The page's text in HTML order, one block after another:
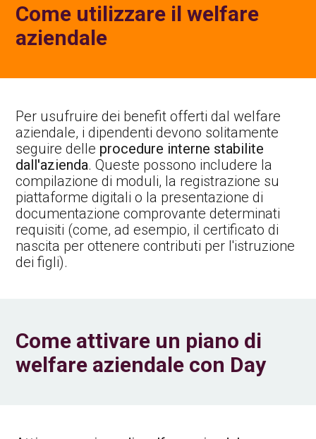
Come utilizzare il welfare
aziendale
Per usufruire dei benefit offerti dal welfare
aziendale, i dipendenti devono solitamente
seguire delle procedure interne stabilite
dall'azienda. Queste possono includere la
compilazione di moduli, la registrazione su
piattaforme digitali o la presentazione di
documentazione comprovante determinati
requisiti (come, ad esempio, il certificato di
nascita per ottenere contributi per l'istruzione
dei figli).
Come attivare un piano di
welfare aziendale con Day